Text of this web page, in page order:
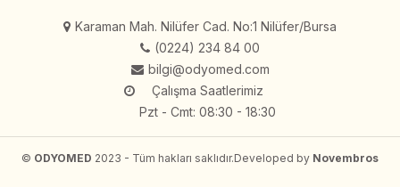
Karaman Mah. Nilüfer Cad. No:1 Nilüfer/Bursa
(0224) 234 84 00
bilgi@odyomed.com
Çalışma Saatlerimiz
Pzt - Cmt: 08:30 - 18:30
© ODYOMED 2023 - Tüm hakları saklıdır.Developed by Novembros